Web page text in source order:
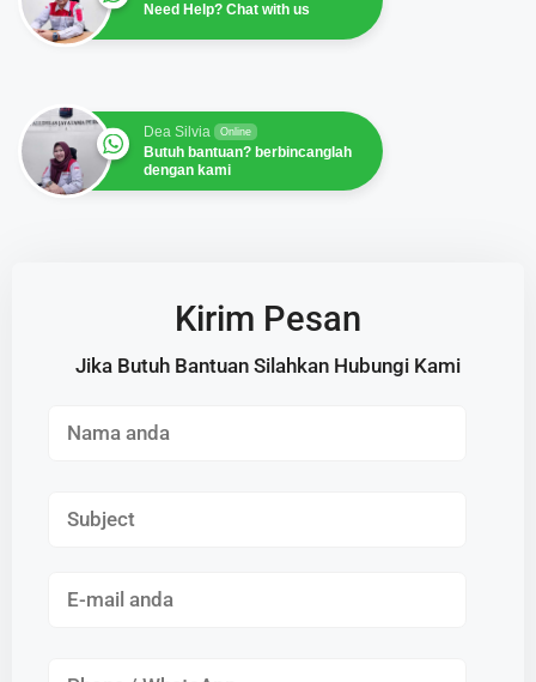
Need Help? Chat with us
Dea Silvia Online
Butuh bantuan? berbincanglah
dengan kami
Kirim Pesan
Jika Butuh Bantuan Silahkan Hubungi Kami